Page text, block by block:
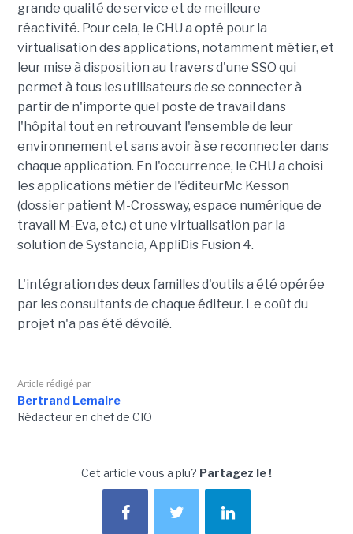
grande qualité de service et de meilleure
réactivité. Pour cela, le CHU a opté pour la
virtualisation des applications, notamment métier, et
leur mise à disposition au travers d'une SSO qui
permet à tous les utilisateurs de se connecter à
partir de n'importe quel poste de travail dans
l'hôpital tout en retrouvant l'ensemble de leur
environnement et sans avoir à se reconnecter dans
chaque application. En l'occurrence, le CHU a choisi
les applications métier de l'éditeurMc Kesson
(dossier patient M-Crossway, espace numérique de
travail M-Eva, etc.) et une virtualisation par la
solution de Systancia, AppliDis Fusion 4.
L'intégration des deux familles d'outils a été opérée
par les consultants de chaque éditeur. Le coût du
projet n'a pas été dévoilé.
Article rédigé par
Bertrand Lemaire
Rédacteur en chef de CIO
Cet article vous a plu? Partagez le !